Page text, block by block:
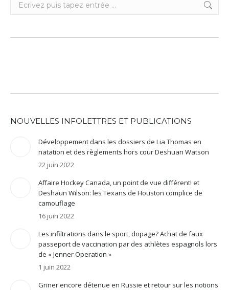
NOUVELLES INFOLETTRES ET PUBLICATIONS
Développement dans les dossiers de Lia Thomas en
natation et des règlements hors cour Deshuan Watson
22 juin 2022
Affaire Hockey Canada, un point de vue différent! et
Deshaun Wilson: les Texans de Houston complice de
camouflage
16 juin 2022
Les infiltrations dans le sport, dopage? Achat de faux
passeport de vaccination par des athlètes espagnols lors
de « Jenner Operation »
1 juin 2022
Griner encore détenue en Russie et retour sur les notions